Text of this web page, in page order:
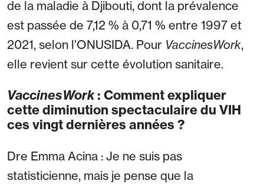
de la maladie à Djibouti, dont la prévalence
est passée de 7,12 % à 0,71 % entre 1997 et
2021, selon l’ONUSIDA. Pour VaccinesWork,
elle revient sur cette évolution sanitaire.
VaccinesWork: Comment expliquer
cette diminution spectaculaire du VIH
ces vingt dernières années ?
Dre Emma Acina : Je ne suis pas
statisticienne, mais je pense que la